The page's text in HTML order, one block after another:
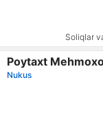
Soliqlar
Poytaxt
Nukus